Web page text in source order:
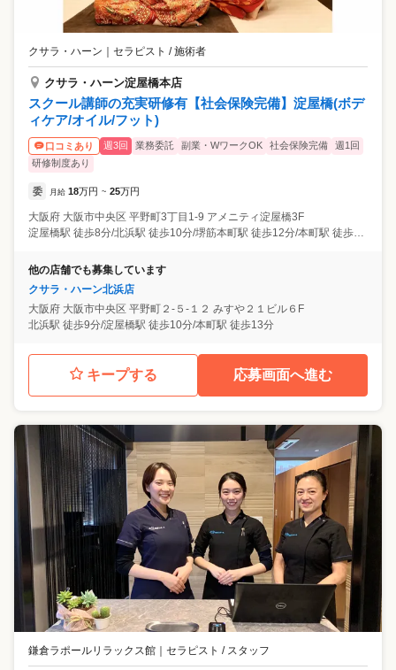
クサラ・ハーン ｜ セラピスト / 施術者
クサラ・ハーン淀屋橋本店
スクール講師の充実研修有【社会保険完備】淀屋橋(ボデ
ィケア/オイル/フット)
口コミあり 週3回 業務委託 副業・WワークOK 社会保険完備
週1回
研修制度あり
委 月給 18万円 ~ 25万円
大阪府 大阪市中央区 平野町3丁目1-9 アメニティ淀屋橋3F
他の店舗でも募集しています
クサラ・ハーン北浜店
大阪府 大阪市中央区 平野町２-５-１２ みすや２１ビル６F
北浜駅 徒歩9分/淀屋橋駅 徒歩10分/本町駅 徒歩13分
キープする 応募画面へ進む
鎌倉ラポールリラックス館 セラピスト / スタッフ